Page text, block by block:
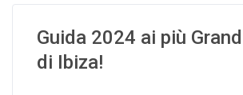
Guida 2024 ai più
di Ibiza!